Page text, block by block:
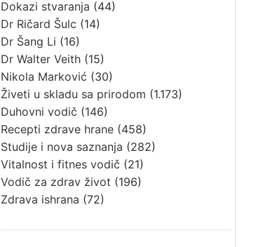
Dokazi stvaranja (44)
Dr Ričard Šulc (14)
Dr Šang Li (16)
Dr Walter Veith(15)
Nikola Marković (30)
Živeti u skladu sa prirodom (1.173)
Duhovni vodič (146)
Recepti zdrave hrane(458)
Studije i nova saznanja (282)
Vitalnost i fitnes vodič (21)
Vodič za zdrav život (196)
Zdrava ishrana (72)